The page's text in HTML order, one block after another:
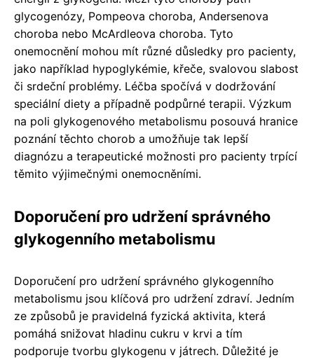
glycogenózy, Pompeova choroba, Andersenova
choroba nebo McArdleova choroba. Tyto
onemocnění mohou mít různé důsledky pro pacienty,
jako například hypoglykémie, křeče, svalovou slabost
či srdeční problémy. Léčba spočívá v dodržování
speciální diety a případně podpůrné terapii. Výzkum
na poli glykogenového metabolismu posouvá hranice
poznání těchto chorob a umožňuje tak lepší
diagnózu a terapeutické možnosti pro pacienty trpící
těmito výjimečnými onemocněními.
Doporučení pro udržení správného
glykogenního metabolismu
Doporučení pro udržení správného glykogenního
metabolismu jsou klíčová pro udržení zdraví. Jedním
ze způsobů je pravidelná fyzická aktivita, která
pomáhá snižovat hladinu cukru v krvi a tím
podporuje tvorbu glykogenu v játrech. Důležité je